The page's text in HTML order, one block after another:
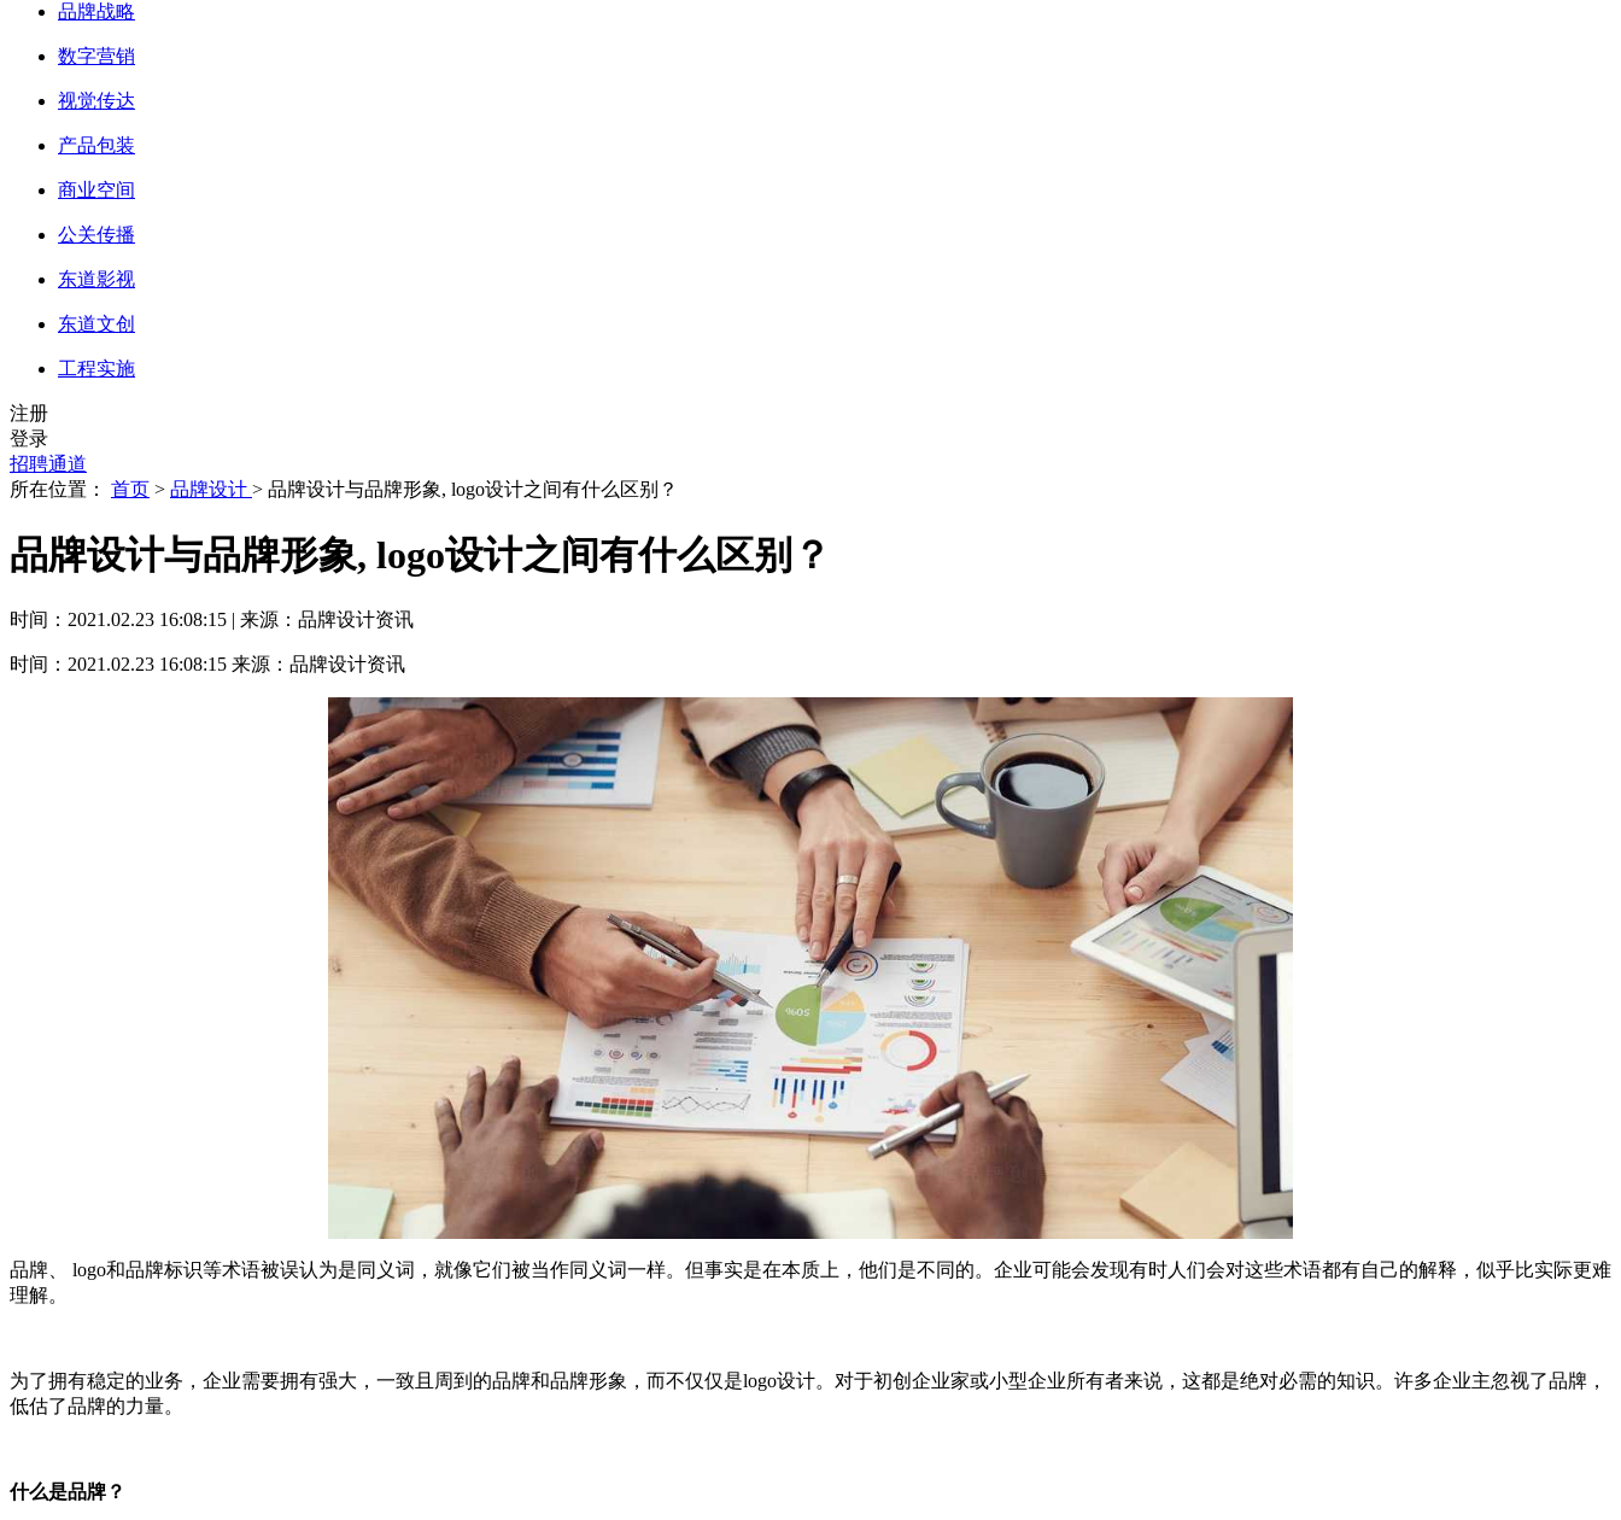
品牌战略
数字营销
视觉传达
产品包装
商业空间
公关传播
东道影视
东道文创
工程实施
注册
登录
招聘通道
所在位置： 首页 > 品牌设计 > 品牌设计与品牌形象, logo设计之间有什么区别？
品牌设计与品牌形象, logo设计之间有什么区别？
时间：2021.02.23 16:08:15 | 来源：品牌设计资讯
时间：2021.02.23 16:08:15 来源：品牌设计资讯
品牌、 logo和品牌标识等术语被误认为是同义词，就像它们被当作同义词一样。但事实是在本质上，他们是不同的。企业可能会发现有时人们会对这些术语都有自己的解释，似乎比实际更难
理解。
为了拥有稳定的业务，企业需要拥有强大，一致且周到的品牌和品牌形象，而不仅仅是logo设计。对于初创企业家或小型企业所有者来说，这都是绝对必需的知识。许多企业主忽视了品牌，
低估了品牌的力量。
什么是品牌？